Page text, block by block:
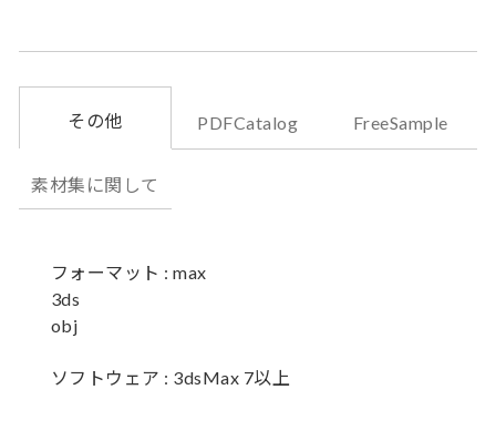
その他 PDFCatalog FreeSample
素材集に関して
フォーマット : max
3ds
obj
ソフトウェア : 3dsMax 7以上